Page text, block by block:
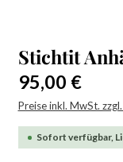
Stichtit
Regulärer Preis:
95,00 €
Preise inkl. MwSt.
Sofort verfügbar,